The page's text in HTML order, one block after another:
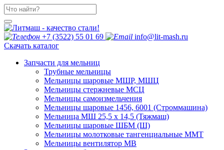
+7 (3522) 55 01 69
info@lit-mash.ru
Скачать каталог
Запчасти для мельниц
Трубные мельницы
Мельницы шаровые МШР, МШЦ
Мельницы стержневые МСЦ
Мельницы самоизмельчения
Мельницы шаровые 1456, 6001 (Строммашина)
Мельница МШ 25,5 х 14,5 (Тяжмаш)
Мельницы шаровые ШБМ (Ш)
Мельницы молотковые тангенциальные ММТ
Мельницы вентилятор МВ